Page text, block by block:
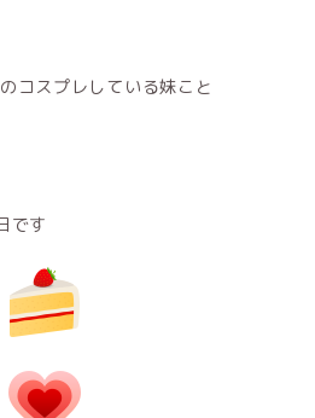
コスプレしている妹こと
です